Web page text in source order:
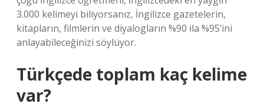
3.000 kelimeyi biliyorsanız, İngilizce gazetelerin,
kitapların, filmlerin ve diyalogların %90 ila %95’ini
anlayabileceğinizi söylüyor.
Türkçede toplam kaç kelime
var?